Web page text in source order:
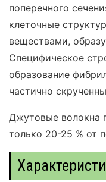
поперечного
клеточные
веществами,
Специфическое
образование
частично
Джутовые волокна
только 20-25 % от